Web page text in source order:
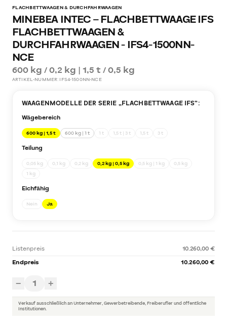
FLACHBETTWAAGEN & DURCHFAHRWAAGEN
MINEBEA INTEC – FLACHBETTWAAGE IFS
FLACHBETTWAAGEN &
DURCHFAHRWAAGEN - IFS4-1500NN-
NCE
600 kg / 0,2 kg | 1,5 t / 0,5 kg
ARTIKEL-NUMMER: IFS4-1500NN-NCE
WAAGENMODELLE DER SERIE „FLACHBETTWAAGE IFS“:
Wägebereich
600 kg | 1,5 t 600 kg | 1 t 1 t 1,5 t | 3 t 1,5 t 3 t
Teilung
0,05 kg 0,1 kg 0,2 kg 0,2 kg | 0,5 kg 0,5 kg | 1 kg
0,5 kg
1 kg
Eichfähig
Nein Ja
Listenpreis
10.260,00 €
Endpreis
10.260,00 €
− 1 +
Verkauf ausschließlich an Unternehmer, Gewerbetreibende, Freiberufler und öffentliche
Institutionen.